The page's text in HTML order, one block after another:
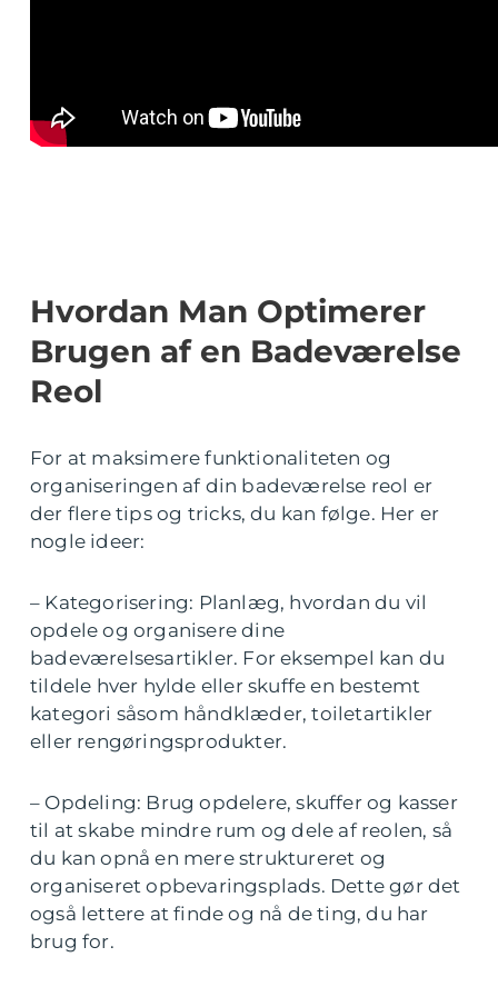
Hvordan Man Optimerer
Brugen af en Badeværelse
Reol
For at maksimere funktionaliteten og
organiseringen af din badeværelse reol er
der flere tips og tricks, du kan følge. Her er
nogle ideer:
– Kategorisering: Planlæg, hvordan du vil
opdele og organisere dine
badeværelsesartikler. For eksempel kan du
tildele hver hylde eller skuffe en bestemt
kategori såsom håndklæder, toiletartikler
eller rengøringsprodukter.
– Opdeling: Brug opdelere, skuffer og kasser
til at skabe mindre rum og dele af reolen, så
du kan opnå en mere struktureret og
organiseret opbevaringsplads. Dette gør det
også lettere at finde og nå de ting, du har
brug for.